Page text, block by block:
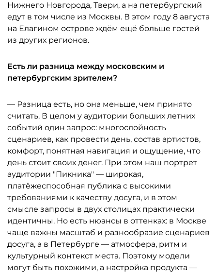
Нижнего Новгорода, Твери, а на петербургский
едут в том числе из Москвы. В этом году 8 августа
на Елагином острове ждём ещё больше гостей
из других регионов.
Есть ли разница между московским и
петербургским зрителем?
— Разница есть, но она меньше, чем принято
считать. В целом у аудитории больших летних
событий один запрос: многослойность
сценариев, как провести день, состав артистов,
комфорт, понятная навигация и ощущение, что
день стоит своих денег. При этом наш портрет
аудитории "Пикника" — широкая,
платёжеспособная публика с высокими
требованиями к качеству досуга, и в этом
смысле запросы в двух столицах практически
идентичны. Но есть нюансы в оттенках: в Москве
чаще важны масштаб и разнообразие сценариев
досуга, а в Петербурге — атмосфера, ритм и
культурный контекст места. Поэтому модели
могут быть похожими, а настройка продукта —